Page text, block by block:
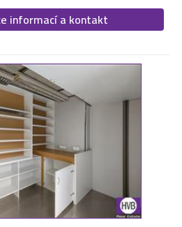
informací a kontakt